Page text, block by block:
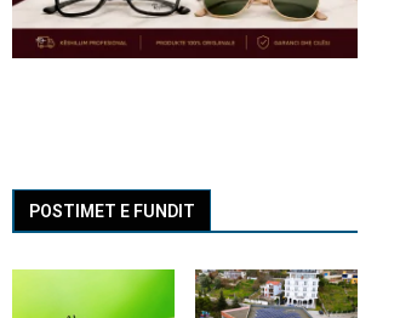
POSTIMET E FUNDIT